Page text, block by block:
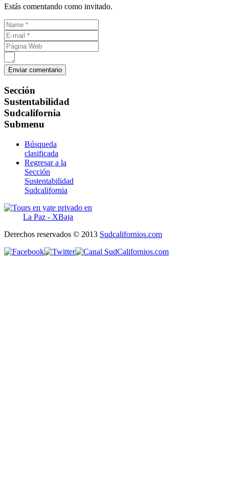
Estás comentando como invitado.
Sección
Sustentabilidad
Sudcalifornia
Submenu
Búsqueda
clasificada
Regresar a la
Sección
Sustentabilidad
Sudcalifornia
Derechos reservados © 2013 Sudcalifornios.com